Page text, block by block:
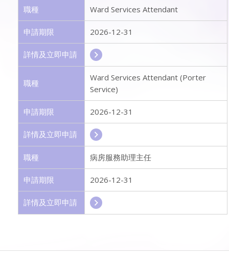
職種 Ward Services Attendant
申請期限 2026-12-31
詳情及立即申請
職種
Ward Services Attendant (Porter
Service)
申請期限 2026-12-31
詳情及立即申請
職種 病房服務助理主任
申請期限 2026-12-31
詳情及立即申請